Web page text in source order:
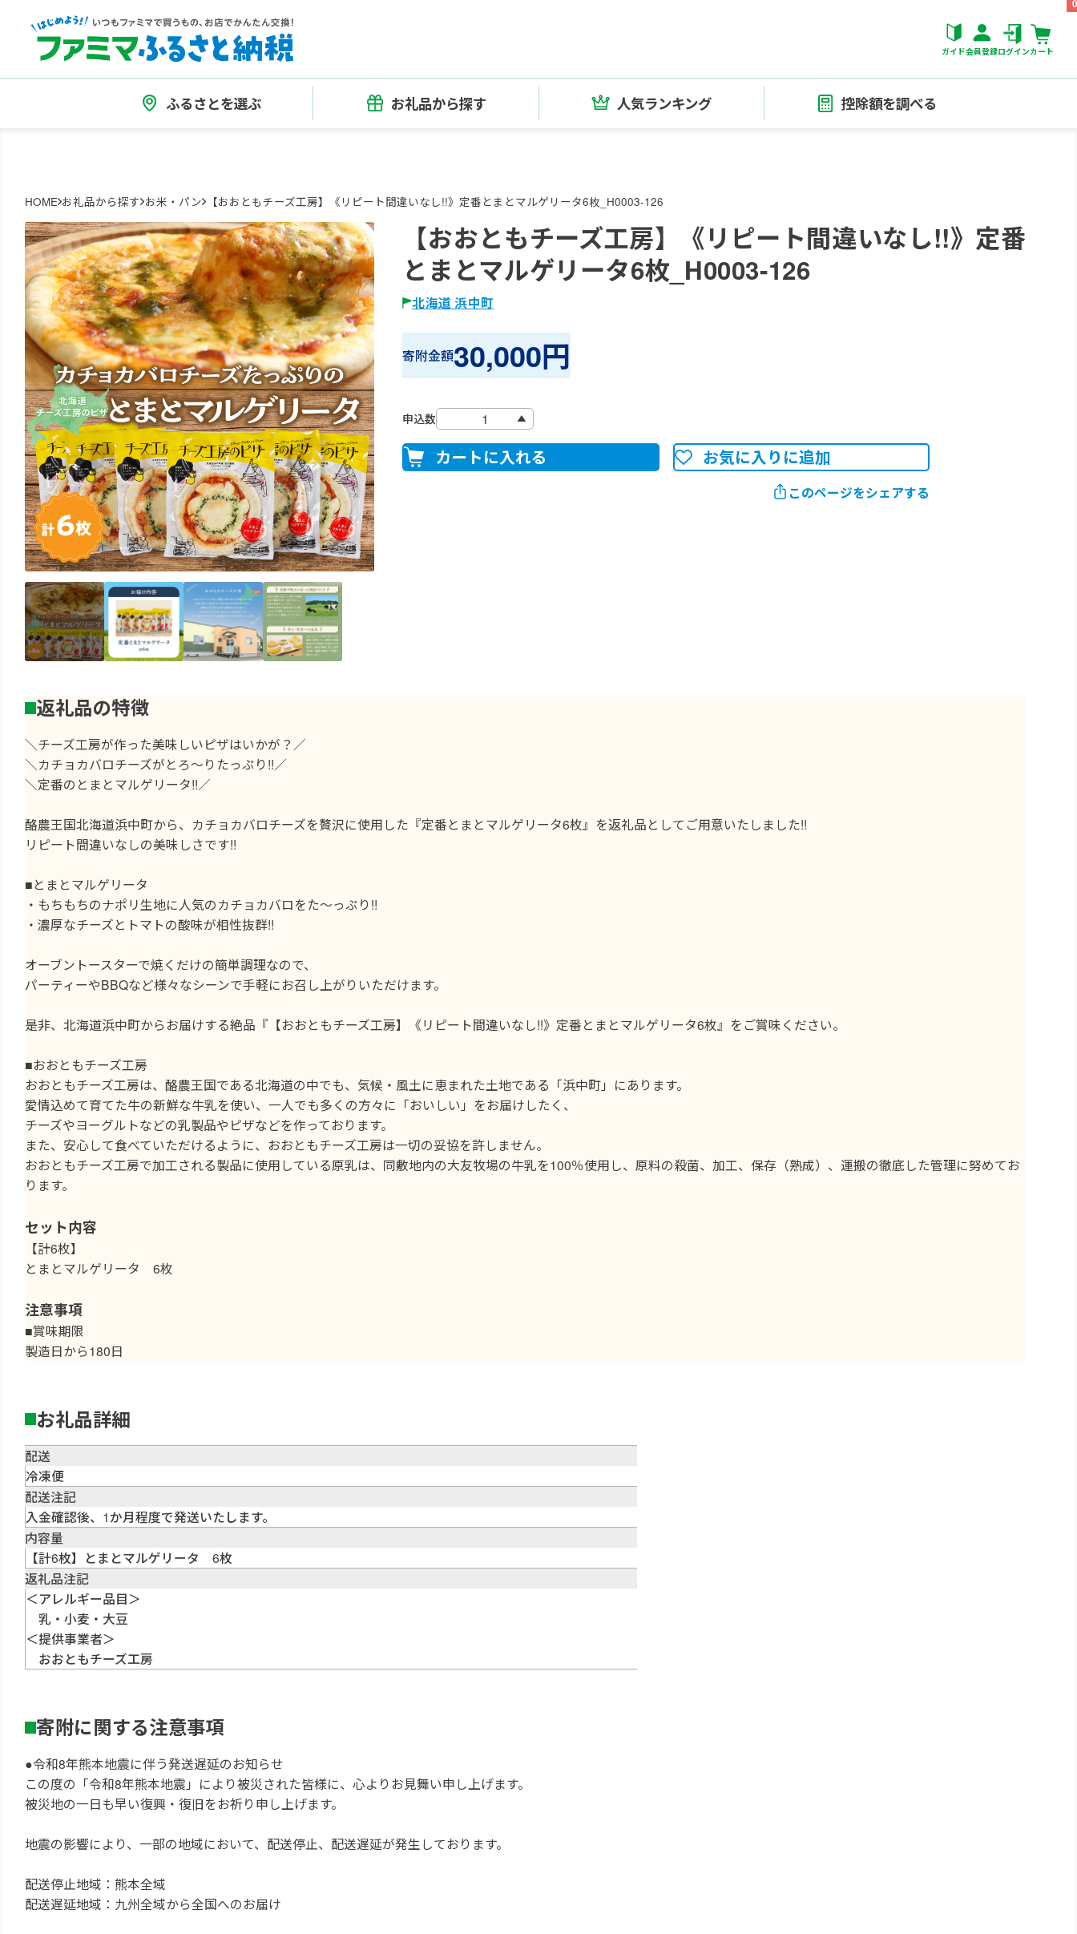
ガイド会員登録ログインカート
ふるさとを選ぶ お礼品から探す 人気ランキング 控除額を調べる
HOME お礼品から探す お米・パン 【おおともチーズ工房】《リピート間違いなし!!》定番とまとマルゲリータ6枚_H0003-126
【おおともチーズ工房】《リピート間違いなし!!》定番
とまとマルゲリータ6枚_H0003-126
北海道 浜中町
寄附金額30,000円
申込数
カートに入れる お気に入りに追加
このページをシェアする
返礼品の特徴
＼チーズ工房が作った美味しいピザはいかが？／
＼カチョカバロチーズがとろ〜りたっぷり!!／
＼定番のとまとマルゲリータ!!／
酪農王国北海道浜中町から、カチョカバロチーズを贅沢に使用した『定番とまとマルゲリータ6枚』を返礼品としてご用意いたしました!!
リピート間違いなしの美味しさです!!
■とまとマルゲリータ
・もちもちのナポリ生地に人気のカチョカバロをた〜っぷり!!
・濃厚なチーズとトマトの酸味が相性抜群!!
オーブントースターで焼くだけの簡単調理なので、
パーティーやBBQなど様々なシーンで手軽にお召し上がりいただけます。
是非、北海道浜中町からお届けする絶品『【おおともチーズ工房】《リピート間違いなし!!》定番とまとマルゲリータ6枚』をご賞味ください。
■おおともチーズ工房
おおともチーズ工房は、酪農王国である北海道の中でも、気候・風土に恵まれた土地である「浜中町」にあります。
愛情込めて育てた牛の新鮮な牛乳を使い、一人でも多くの方々に「おいしい」をお届けしたく、
チーズやヨーグルトなどの乳製品やピザなどを作っております。
また、安心して食べていただけるように、おおともチーズ工房は一切の妥協を許しません。
おおともチーズ工房で加工される製品に使用している原乳は、同敷地内の大友牧場の牛乳を100％使用し、原料の殺菌、加工、保存（熟成）、運搬の徹底した管理に努めてお
ります。
セット内容
【計6枚】
とまとマルゲリータ 6枚
注意事項
■賞味期限
製造日から180日
お礼品詳細
配送
冷凍便
配送注記
入金確認後、1か月程度で発送いたします。
内容量
【計6枚】とまとマルゲリータ 6枚
返礼品注記
＜アレルギー品目＞
乳・小麦・大豆
＜提供事業者＞
おおともチーズ工房
寄附に関する注意事項
●令和8年熊本地震に伴う発送遅延のお知らせ
この度の「令和8年熊本地震」により被災された皆様に、心よりお見舞い申し上げます。
被災地の一日も早い復興・復旧をお祈り申し上げます。
地震の影響により、一部の地域において、配送停止、配送遅延が発生しております。
配送停止地域：熊本全域
配送遅延地域：九州全域から全国へのお届け